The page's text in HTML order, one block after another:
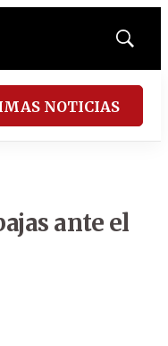
Mostrar
NOTICIAS
ante el